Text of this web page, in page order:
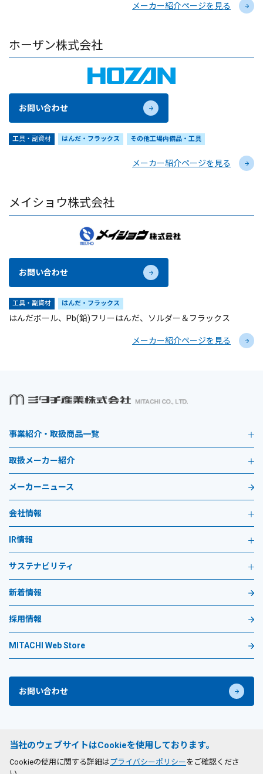
メーカー紹介ページを見る
ホーザン株式会社
お問い合わせ
工具・副資材 はんだ・フラックス その他工場内備品・工具
メーカー紹介ページを見る
メイショウ株式会社
お問い合わせ
工具・副資材 はんだ・フラックス
はんだボール、Pb(鉛)フリーはんだ、ソルダー＆フラックス
メーカー紹介ページを見る
事業紹介・取扱商品一覧
取扱メーカー紹介
メーカーニュース
会社情報
IR情報
サステナビリティ
新着情報
採用情報
MITACHI Web Store
お問い合わせ
サイトのご利用条件
当社のウェブサイトはCookieを使用しております。
Cookieの使用に関する詳細はプライバシーポリシー をご確認くださ